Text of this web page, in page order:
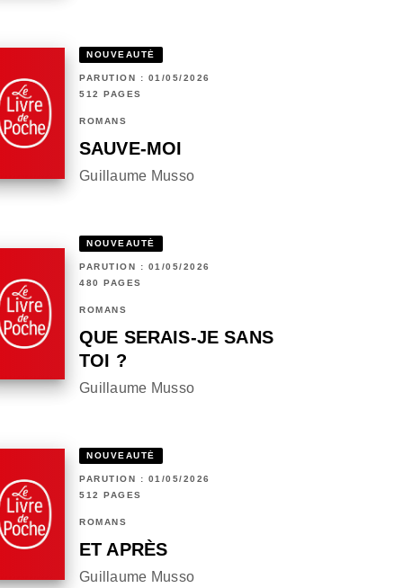
NOUVEAUTÉ
PARUTION : 01/05/2026
512 PAGES
ROMANS
SAUVE-MOI
Guillaume Musso
NOUVEAUTÉ
PARUTION : 01/05/2026
480 PAGES
ROMANS
QUE SERAIS-JE SANS
TOI ?
Guillaume Musso
NOUVEAUTÉ
PARUTION : 01/05/2026
512 PAGES
ROMANS
ET APRÈS
Guillaume Musso